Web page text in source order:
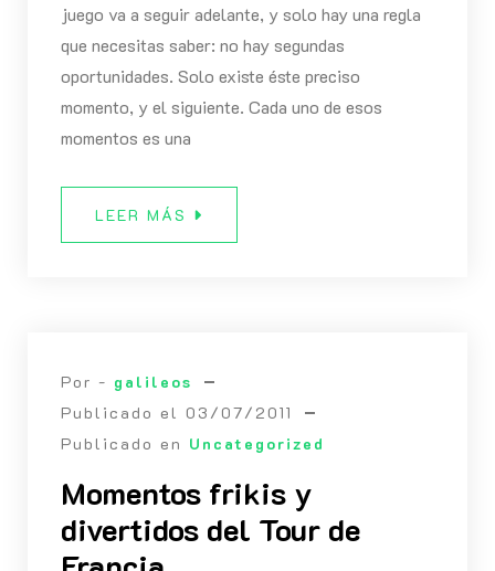
juego va a seguir adelante, y solo hay una regla
que necesitas saber: no hay segundas
oportunidades. Solo existe éste preciso
momento, y el siguiente. Cada uno de esos
momentos es una
LEER MÁS
Por - galileos
Publicado el 03/07/2011
Publicado en Uncategorized
Momentos frikis y
divertidos del Tour de